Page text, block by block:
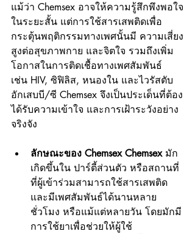
แม้ว่า Chemsex อาจให้ความรู้สึกพึงพอใจ
ในระยะสั้น แต่การใช้สารเสพติดเพื่อ
กระตุ้นพฤติกรรมทางเพศนั้นมี ความเสี่ยง
สูงต่อสุขภาพกาย และจิตใจ รวมถึงเพิ่ม
โอกาสในการติดเชื้อทางเพศสัมพันธ์
เช่น HIV, ซิฟิลิส, หนองใน และไวรัสตับ
อักเสบบี/ซี Chemsex จึงเป็นประเด็นที่ต้อง
ได้รับความเข้าใจ และการเฝ้าระวังอย่าง
จริงจัง
ลักษณะของ Chemsex Chemsex มัก
เกิดขึ้นใน ปาร์ตี้ส่วนตัว หรือสถานที่
ที่ผู้เข้าร่วมสามารถใช้สารเสพติด
และมีเพศสัมพันธ์ได้นานหลาย
ชั่วโมง หรือแม้แต่หลายวัน โดยมักมี
การใช้ยาเพื่อช่วยให้ผู้ใช้